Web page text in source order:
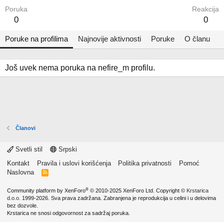
Poruka
0
Reakcija
0
Poruke na profilima Najnovije aktivnosti Poruke O članu
Još uvek nema poruka na nefire_m profilu.
Članovi
Svetli stil
Srpski
Kontakt
Pravila i uslovi korišćenja Politika privatnosti
Pomoć
Naslovna
R
Community platform by XenForo® © 2010-2025 XenForo Ltd. Copyright © Krstarica
d.o.o. 1999-2026. Sva prava zadržana. Zabranjena je reprodukcija u celini i u delovima
bez dozvole.
Krstarica ne snosi odgovornost za sadržaj poruka.